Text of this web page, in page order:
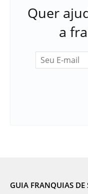
Quer
a
GUIA FRANQUIAS DE